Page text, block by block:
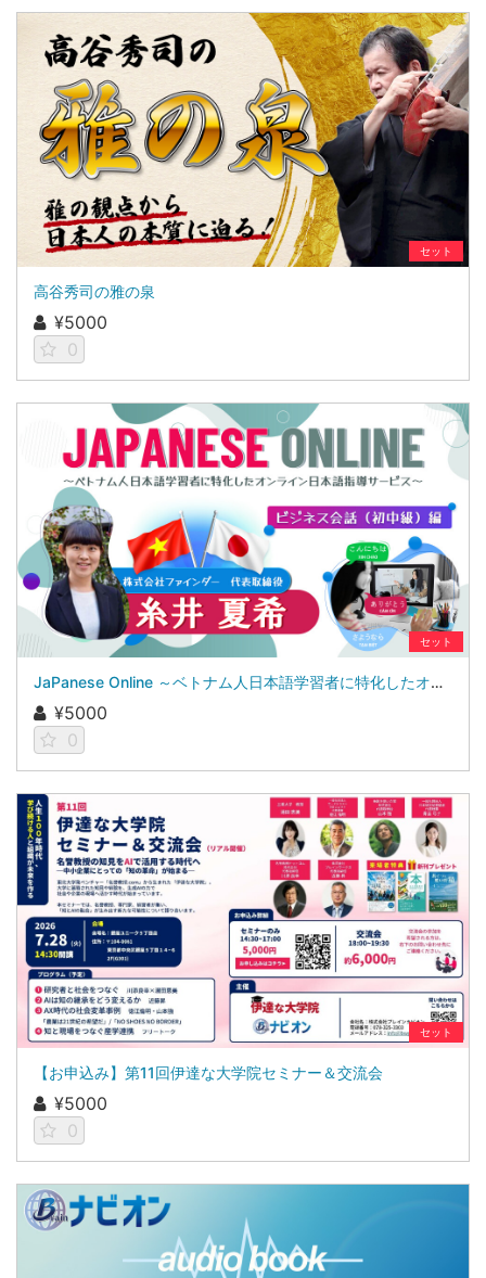
セット
高谷秀司の雅の泉
¥5000
0
セット
JaPanese Online ～ベトナム人日本語学習者に特化したオンライン日本語指導サービス～ 【ビジネス会話（初中級）編】
¥5000
0
セット
【お申込み】第11回伊達な大学院セミナー＆交流会
¥5000
0